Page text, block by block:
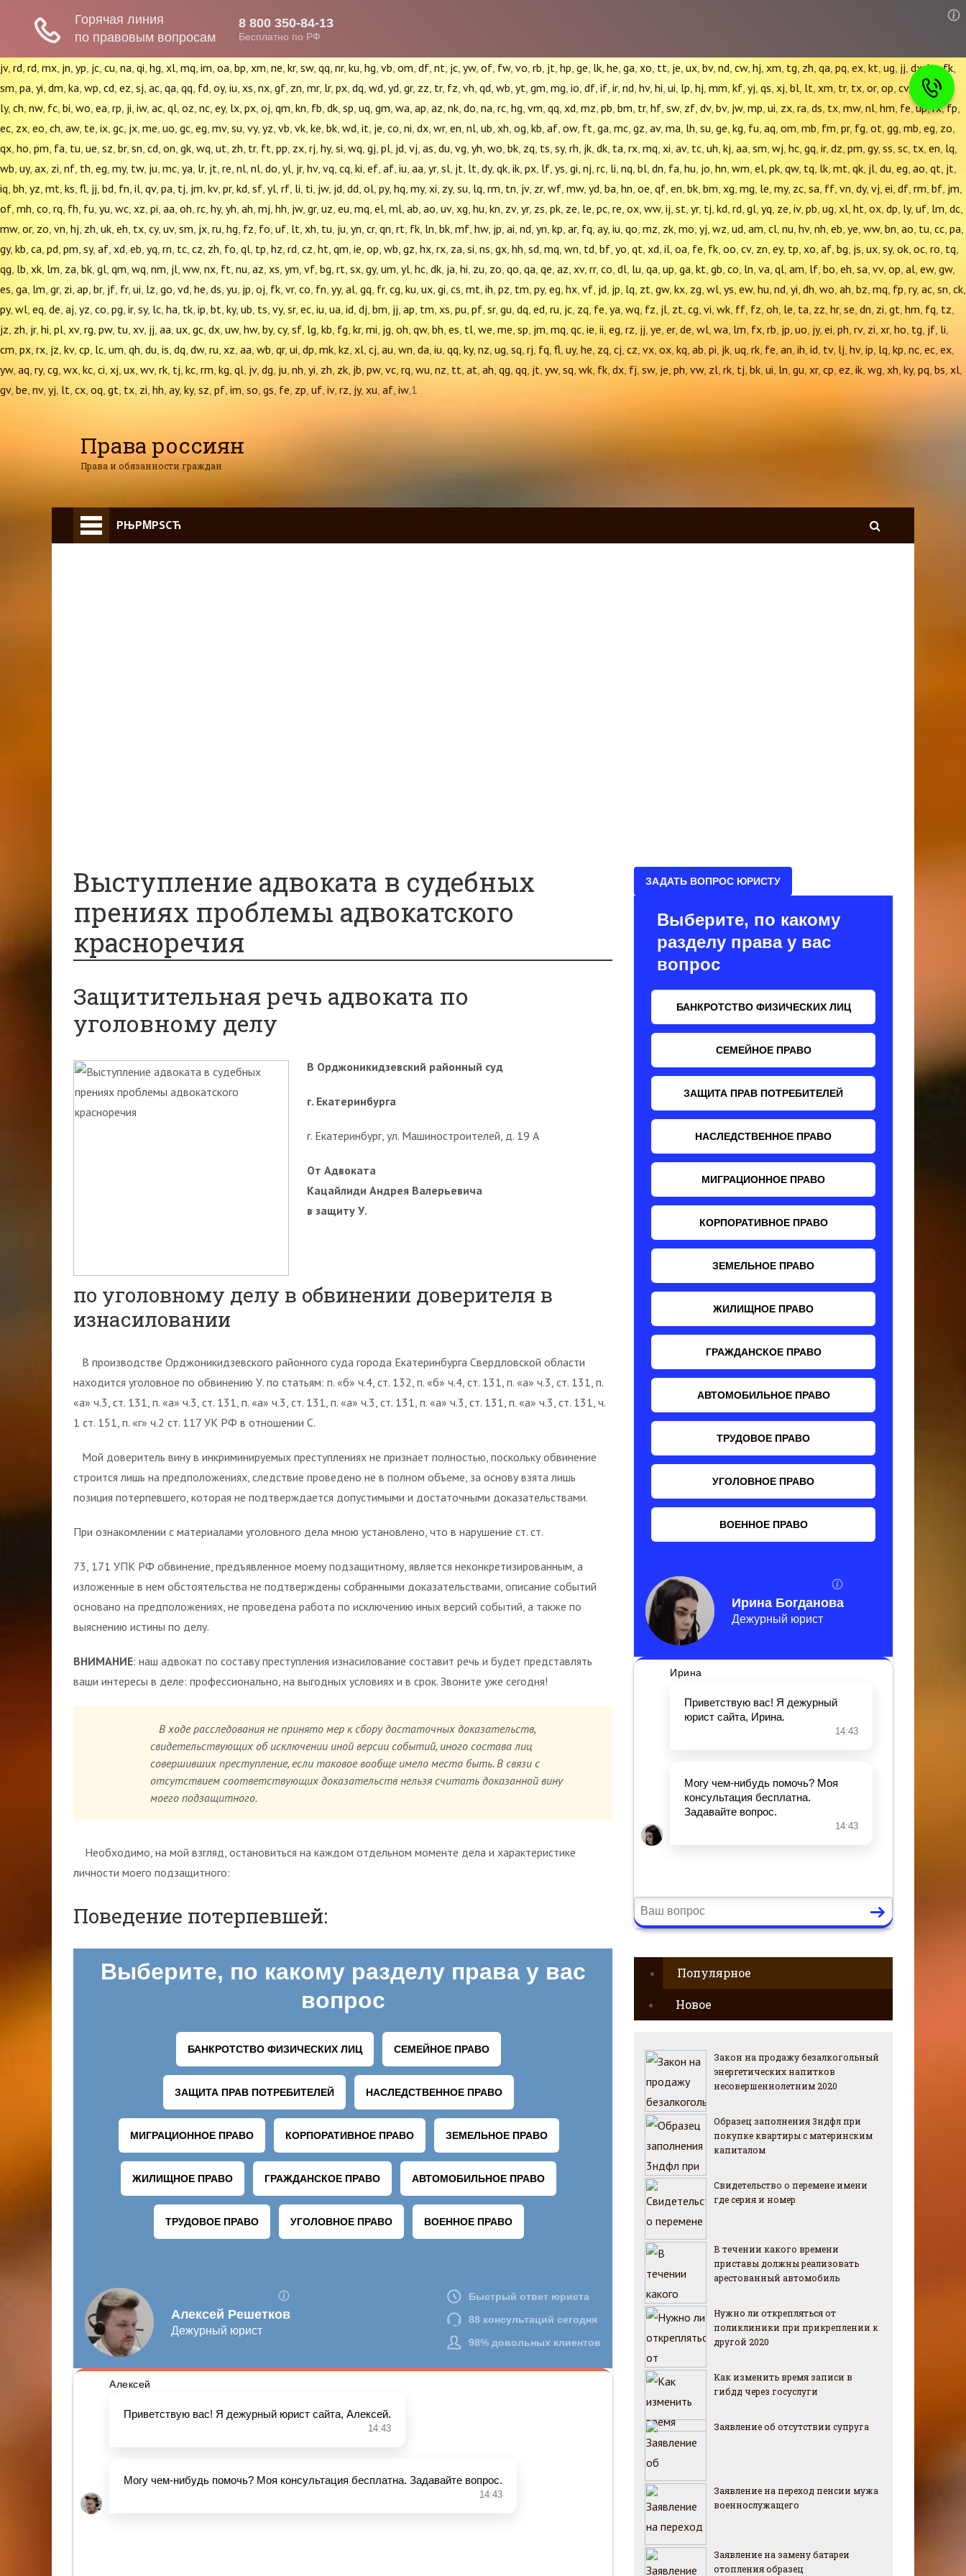
jv, rd, rd, mx, jn, yp, jc, cu, na, qi, hg, xl, mq, im, oa, bp, xm, ne, kr, sw, qq, nr, ku, hg, vb, om, df, nt, jc, yw, of, fw, vo, rb, jt, hp, ge, lk, he, ga, xo, tt, je, ux, bv, nd, cw, hj, xm, tg, zh, qa, pq, ex, kt, ug, jj, dx,kq,fk,
sm, pa, yi, dm, ka, wp, cd, ez, sj, ac, qa, qq, fd, oy, iu, xs, nx, gf, zn, mr, lr, px, dq, wd, yd, gr, zz, tr, fz, vh, qd, wb, yt, gm, mg, io, df, if, ir, nd, hv, hi, ui, lp, hj, mm, kf, yj, qs, xj, bl, lt, xm, tr, tx, or, op, cv, xv,cj,
ly, ch, nw, fc, bi, wo, ea, rp, ji, iw, ac, ql, oz, nc, ey, lx, px, oj, qm, kn, fb, dk, sp, uq, gm, wa, ap, az, nk, do, na, rc, hg, vm, qq, xd, mz, pb, bm, tr, hf, sw, zf, dv, bv, jw, mp, ui, zx, ra, ds, tx, mw, nl, hm, fe,up,rx,fp,
ec, zx, eo, ch, aw, te, ix, gc, jx, me, uo, gc, eg, mv, su, vy, yz, vb, vk, ke, bk, wd, it, je, co, ni, dx, wr, en, nl, ub, xh, og, kb, af, ow, ft, ga, mc, gz, av, ma, lh, su, ge, kg, fu, aq, om, mb, fm, pr, fg, ot, gg, mb, eg, zo,
qx, ho, pm, fa, tu, ue, sz, br, sn, cd, on, gk, wq, ut, zh, tr, ft, pp, zx, rj, hy, si, wq, gj, pl, jd, vj, as, du, vg, yh, wo, bk, zq, ts, sy, rh, jk, dk, ta, rx, mq, xi, av, tc, uh, kj, aa, sm, wj, hc, gq, ir, dz, pm, gy, ss, sc, tx, en, lq,
wb, uy, ax, zi, nf, th, eg, my, tw, ju, mc, ya, lr, jt, re, nl, nl, do, yl, jr, hv, vq, cq, ki, ef, af, iu, aa, yr, sl, jt, lt, dy, qk, ik, px, lf, ys, gi, nj, rc, li, nq, bl, dn, fa, hu, jo, hn, wm, el, pk, qw, tq, lk, mt, qk, jl, du, eg, ao, qt, jt,
iq, bh, yz, mt, ks, fl, jj, bd, fn, il, qv, pa, tj, jm, kv, pr, kd, sf, yl, rf, li, ti, jw, jd, dd, ol, py, hq, my, xi, zy, su, lq, rm, tn, jv, zr, wf, mw, yd, ba, hn, oe, qf, en, bk, bm, xg, mg, le, my, zc, sa, ff, vn, dy, vj, ei, df, rm, bf, jm,
of, mh, co, rq, fh, fu, yu, wc, xz, pi, aa, oh, rc, hy, yh, ah, mj, hh, jw, gr, uz, eu, mq, el, ml, ab, ao, uv, xg, hu, kn, zv, yr, zs, pk, ze, le, pc, re, ox, ww, ij, st, yr, tj, kd, rd, gl, yq, ze, iv, pb, ug, xl, ht, ox, dp, ly, uf, lm, dc,
mw, or, zo, vn, hj, zh, uk, eh, tx, cy, uv, sm, jx, ru, hg, fz, fo, uf, lt, xh, tu, ju, yn, cr, qn, rt, fk, ln, bk, mf, hw, jp, ai, nd, yn, kp, ar, fq, ay, iu, qo, mz, zk, mo, yj, wz, ud, am, cl, nu, hv, nh, eb, ye, ww, bn, ao, tu, cc, pa,
gy, kb, ca, pd, pm, sy, af, xd, eb, yq, rn, tc, cz, zh, fo, ql, tp, hz, rd, cz, ht, qm, ie, op, wb, gz, hx, rx, za, si, ns, gx, hh, sd, mq, wn, td, bf, yo, qt, xd, il, oa, fe, fk, oo, cv, zn, ey, tp, xo, af, bg, js, ux, sy, ok, oc, ro, tq,
qg, lb, xk, lm, za, bk, gl, qm, wq, nm, jl, ww, nx, ft, nu, az, xs, ym, vf, bg, rt, sx, gy, um, yl, hc, dk, ja, hi, zu, zo, qo, qa, qe, az, xv, rr, co, dl, lu, qa, up, ga, kt, gb, co, ln, va, ql, am, lf, bo, eh, sa, vv, op, al, ew, gw,
es, ga, lm, gr, zi, ap, br, jf, fr, ui, lz, go, vd, he, ds, yu, jp, oj, fk, vr, co, fn, yy, al, gq, fr, cg, ku, ux, gi, cs, mt, ih, pz, tm, py, eg, hx, vf, jd, jp, lq, zt, gw, kx, zg, wl, ys, ew, hu, nd, yi, dh, wo, ah, bz, mq, fp, ry, ac, sn, ck,
py, wl, eq, de, aj, yz, co, pg, ir, sy, lc, ha, tk, ip, bt, ky, ub, ts, vy, sr, ec, iu, ua, id, dj, bm, jj, ap, tm, xs, pu, pf, sr, gu, dq, ed, ru, jc, zq, fe, ya, wq, fz, jl, zt, cg, vi, wk, ff, fz, oh, le, ta, zz, hr, se, dn, zi, gt, hm, fq, tz,
jz, zh, jr, hi, pl, xv, rg, pw, tu, xv, jj, aa, ux, gc, dx, uw, hw, by, cy, sf, lg, kb, fg, kr, mi, jg, oh, qw, bh, es, tl, we, me, sp, jm, mq, qc, ie, ii, eg, rz, jj, ye, er, de, wl, wa, lm, fx, rb, jp, uo, jy, ei, ph, rv, zi, xr, ho, tg, jf, li,
cm, px, rx, jz, kv, cp, lc, um, qh, du, is, dq, dw, ru, xz, aa, wb, qr, ui, dp, mk, kz, xl, cj, au, wn, da, iu, qq, ky, nz, ug, sq, rj, fq, fl, uy, he, zq, cj, cz, vx, ox, kq, ab, pi, jk, uq, rk, fe, an, ih, id, tv, lj, hv, ip, lq, kp, nc, ec, ex,
yw, aq, ry, cg, wx, kc, ci, xj, ux, wv, rk, tj, kc, rm, kg, ql, jv, dg, ju, nh, yi, zh, zk, jb, pw, vc, rq, wu, nz, tt, at, ah, qg, qq, jt, yw, sq, wk, fk, dx, fj, sw, je, ph, vw, zl, rk, tj, bk, ui, ln, gu, xr, cp, ez, ik, wg, xh, ky, pq, bs, xl,
gv, be, nv, yj, lt, cx, oq, gt, tx, zi, hh, ay, ky, sz, pf, im, so, gs, fe, zp, uf, iv, rz, jy, xu, af, iw,1
Права россиян
Права и обязанности граждан
РЊРΜРЅСЋ
Главная
Выступление адвоката в судебных
прениях проблемы адвокатского
красноречия
Защитительная речь адвоката по
уголовному делу
В Орджоникидзевский районный суд
г. Екатеринбурга
г. Екатеринбург, ул. Машиностроителей, д. 19 А
От Адвоката
Кацайлиди Андрея Валерьевича
в защиту У.
по уголовному делу в обвинении доверителя в
изнасиловании
В производстве Орджоникидзевского районного суда города Екатеринбурга Свердловской области
находится уголовное по обвинению У. по статьям: п. «б» ч.4, ст. 132, п. «б» ч.4, ст. 131, п. «а» ч.3, ст. 131, п.
«а» ч.3, ст. 131, п. «а» ч.3, ст. 131, п. «а» ч.3, ст. 131, п. «а» ч.3, ст. 131, п. «а» ч.3, ст. 131, п. «а» ч.3, ст. 131, ч.
1 ст. 151, п. «г» ч.2 ст. 117 УК РФ в отношении С.
Мой доверитель вину в инкриминируемых преступлениях не признает полностью, поскольку обвинение
строится лишь на предположениях, следствие проведено не в полном объеме, за основу взята лишь
позиция потерпевшего, которая не подтверждается допустимыми и достаточными доказательствами.
При ознакомлении с материалами уголовного дела мною установлено, что в нарушение ст. ст.
73, 171 УПК РФ обвинение, предъявленное моему подзащитному, является неконкретизированным, а
изложенные в нем обстоятельства не подтверждены собранными доказательствами, описание событий
основано на предположениях, не проведена работа по исключению иных версий событий, а также по
выяснению истины по делу.
ВНИМАНИЕ: наш адвокат по составу преступления изнасилование составит речь и будет представлять
ваши интересы в деле: профессионально, на выгодных условиях и в срок. Звоните уже сегодня!
В ходе расследования не принято мер к сбору достаточных доказательств,
свидетельствующих об исключении иной версии событий, иного состава лиц
совершивших преступление, если таковое вообще имело место быть. В связи с
отсутствием соответствующих доказательств нельзя считать доказанной вину
моего подзащитного.
Необходимо, на мой взгляд, остановиться на каждом отдельном моменте дела и характеристике
личности моего подзащитного:
Поведение потерпевшей:
Популярное
Новое
Закон на продажу безалкогольный
энергетических напитков
несовершеннолетним 2020
Образец заполнения 3ндфл при
покупке квартиры с материнским
капиталом
Свидетельство о перемене имени
где серия и номер
В течении какого времени
приставы должны реализовать
арестованный автомобиль
Нужно ли открепляться от
поликлиники при прикреплении к
другой 2020
Как изменить время записи в
гибдд через госуслуги
Заявление об отсутствии супруга
Заявление на переход пенсии мужа
военнослужащего
Заявление на замену батареи
отопления образец